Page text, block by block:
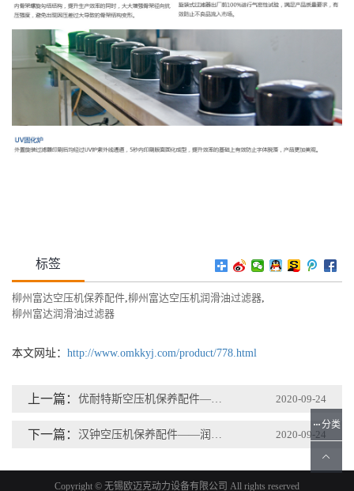
标签
柳州富达空压机保养配件 柳州富达空压机润滑油过滤器
柳州富达润滑油过滤器
本文网址： http://www.omkkyj.com/product/778.html
上一篇： 2020-09-24
下一篇： 2020-09-24
分类
Copyright © 无锡欧迈克动力设备有限公司 All rights reserved